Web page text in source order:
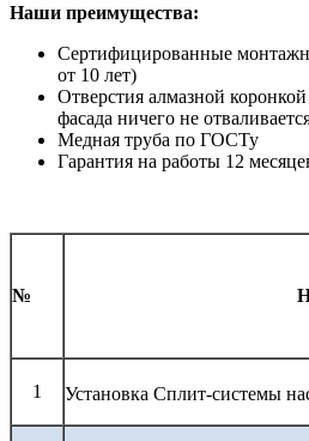
Наши преимущества:
Сертифицированные
от 10 лет)
Отверстия алмазной
фасада ничего не
Медная труба по ГОСТу
Гарантия на работы 12
№
1 Установка Сплит-системы